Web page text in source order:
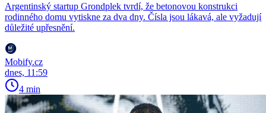
Argentinský startup Grondplek tvrdí, že betonovou konstrukci
rodinného domu vytiskne za dva dny. Čísla jsou lákavá, ale vyžadují
důležité upřesnění.
Mobify.cz
dnes, 11:59
4 min